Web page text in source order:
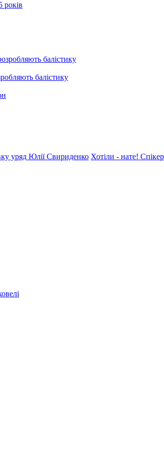
років
балістику
уряд Юлії Свириденко Хотіли - нате!